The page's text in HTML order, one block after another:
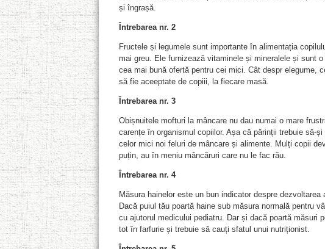
și îngrașă.
Întrebarea nr. 2
Fructele și legumele sunt importante în alimentația
mai greu. Ele furnizează vitaminele și mineralele și sunt
cea mai bună ofertă pentru cei mici. Cât despr elegume,
să fie aceeptate de copiii, la fiecare masă.
Întrebarea nr. 3
Obișnuitele mofturi la mâncare nu dau numai o mare
carențe în organismul copiilor. Așa că părinții trebuie să-
celor mici noi feluri de mâncare și alimente. Mulți copii
puțin, au în meniu mâncăruri care nu le fac rău.
Întrebarea nr. 4
Măsura hainelor este un bun indicator despre
Dacă puiul tău poartă haine sub măsura normală pentru
cu ajutorul medicului pediatru. Dar și dacă poartă măsuri
tot în farfurie și trebuie să cauți sfatul unui nutriționist.